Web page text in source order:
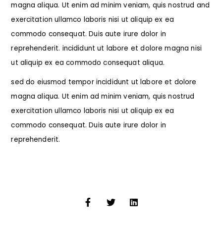
magna aliqua. Ut enim ad minim veniam, quis nostrud and
exercitation ullamco laboris nisi ut aliquip ex ea
commodo consequat. Duis aute irure dolor in
reprehenderit. incididunt ut labore et dolore magna nisi
ut aliquip ex ea commodo consequat aliqua.
sed do eiusmod tempor incididunt ut labore et dolore
magna aliqua. Ut enim ad minim veniam, quis nostrud
exercitation ullamco laboris nisi ut aliquip ex ea
commodo consequat. Duis aute irure dolor in
reprehenderit.